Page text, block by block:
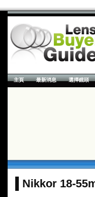
主頁 最新消息 選擇鏡頭
Nikkor 18-